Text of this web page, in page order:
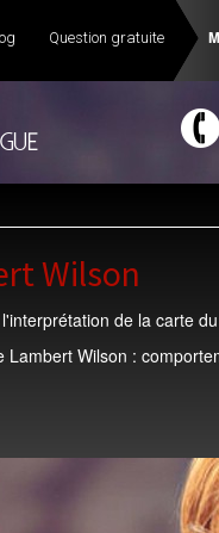
Question gratuite
Wilson
de la carte
Wilson :